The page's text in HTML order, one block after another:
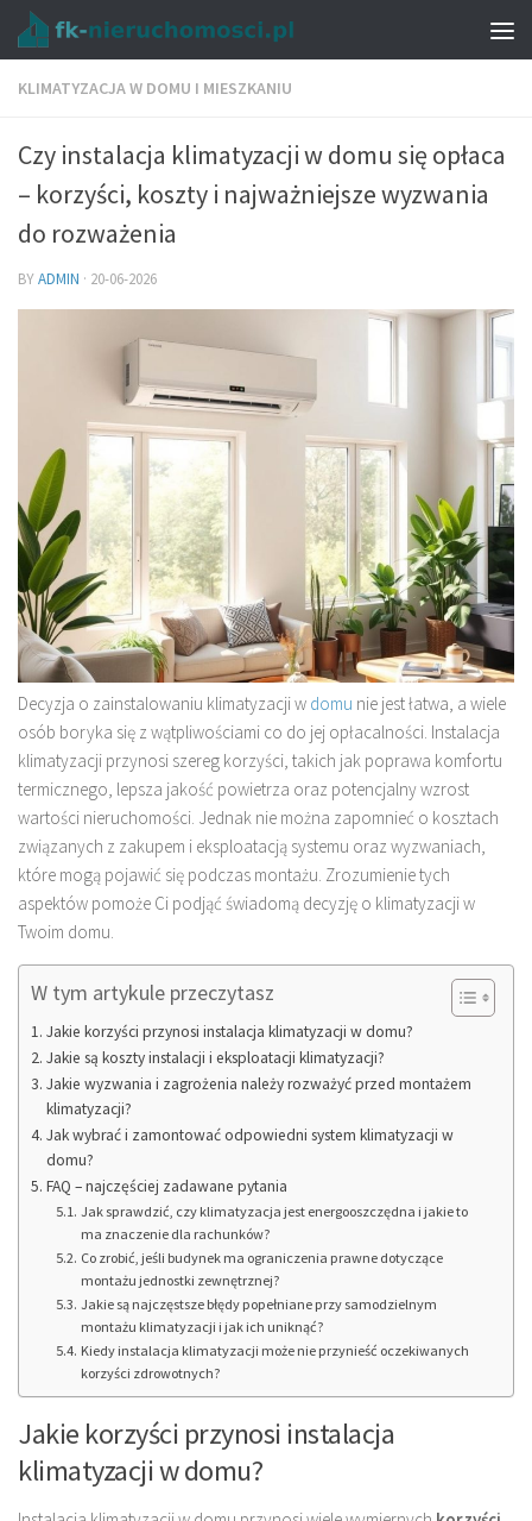
KLIMATYZACJA W DOMU I MIESZKANIU
Czy instalacja klimatyzacji w domu się opłaca
– korzyści, koszty i najważniejsze wyzwania
do rozważenia
BYADMIN · 20-06-2026
Decyzja o zainstalowaniu klimatyzacji w domu nie jest łatwa, a wiele
osób boryka się z wątpliwościami co do jej opłacalności. Instalacja
klimatyzacji przynosi szereg korzyści, takich jak poprawa komfortu
termicznego, lepsza jakość powietrza oraz potencjalny wzrost
wartości nieruchomości. Jednak nie można zapomnieć o kosztach
związanych z zakupem i eksploatacją systemu oraz wyzwaniach,
które mogą pojawić się podczas montażu. Zrozumienie tych
aspektów pomoże Ci podjąć świadomą decyzję o klimatyzacji w
Twoim domu.
W tym artykule przeczytasz
Jakie korzyści przynosi instalacja klimatyzacji w domu?
Jakie są koszty instalacji i eksploatacji klimatyzacji?
Jakie wyzwania i zagrożenia należy rozważyć przed montażem
klimatyzacji?
Jak wybrać i zamontować odpowiedni system klimatyzacji w
domu?
FAQ – najczęściej zadawane pytania
Jak sprawdzić, czy klimatyzacja jest energooszczędna i jakie to
ma znaczenie dla rachunków?
Co zrobić, jeśli budynek ma ograniczenia prawne dotyczące
montażu jednostki zewnętrznej?
Jakie są najczęstsze błędy popełniane przy samodzielnym
montażu klimatyzacji i jak ich uniknąć?
Kiedy instalacja klimatyzacji może nie przynieść oczekiwanych
korzyści zdrowotnych?
Jakie korzyści przynosi instalacja
klimatyzacji w domu?